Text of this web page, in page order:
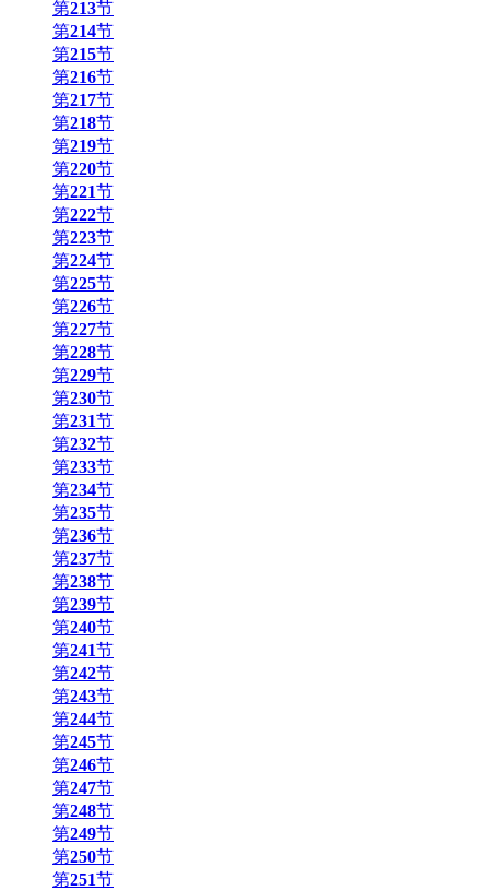
第213节
第214节
第215节
第216节
第217节
第218节
第219节
第220节
第221节
第222节
第223节
第224节
第225节
第226节
第227节
第228节
第229节
第230节
第231节
第232节
第233节
第234节
第235节
第236节
第237节
第238节
第239节
第240节
第241节
第242节
第243节
第244节
第245节
第246节
第247节
第248节
第249节
第250节
第251节